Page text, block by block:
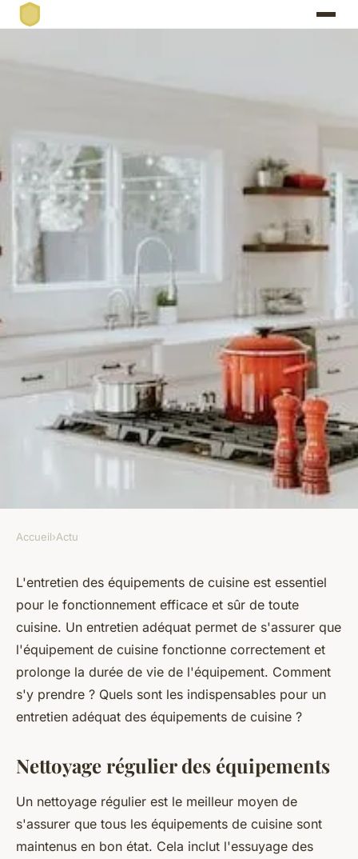
Quelle est la meilleure façon
d'entretenir les équipements
de cuisine ?
ermenegilde• 28 février 2023•2 min de lecture
Accueil›Actu
L'entretien des équipements de cuisine est essentiel
pour le fonctionnement efficace et sûr de toute
cuisine. Un entretien adéquat permet de s'assurer que
l'équipement de cuisine fonctionne correctement et
prolonge la durée de vie de l'équipement. Comment
s'y prendre ? Quels sont les indispensables pour un
entretien adéquat des équipements de cuisine ?
Nettoyage régulier des équipements
Un nettoyage régulier est le meilleur moyen de
s'assurer que tous les équipements de cuisine sont
maintenus en bon état. Cela inclut l'essuyage des